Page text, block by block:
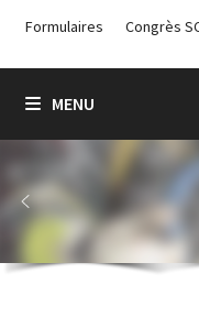
Formulaires
Congrès
MENU